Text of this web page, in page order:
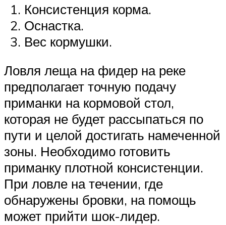
Консистенция корма.
Оснастка.
Вес кормушки.
Ловля леща на фидер на реке
предполагает точную подачу
приманки на кормовой стол,
которая не будет рассыпаться по
пути и целой достигать намеченной
зоны. Необходимо готовить
приманку плотной консистенции.
При ловле на течении, где
обнаружены бровки, на помощь
может прийти шок-лидер.